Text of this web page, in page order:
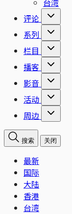
台湾
评论
系列
栏目
播客
影音
活动
周边
搜索 关闭
最新
国际
大陆
香港
台湾